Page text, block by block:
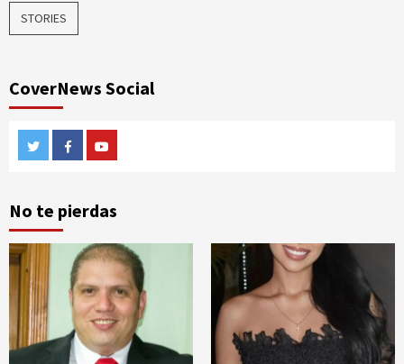
STORIES
CoverNews Social
TwitterFacebook
No te pierdas